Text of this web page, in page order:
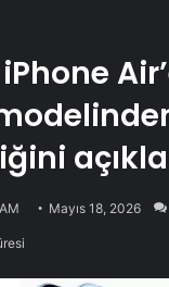
Mayıs 18, 2026